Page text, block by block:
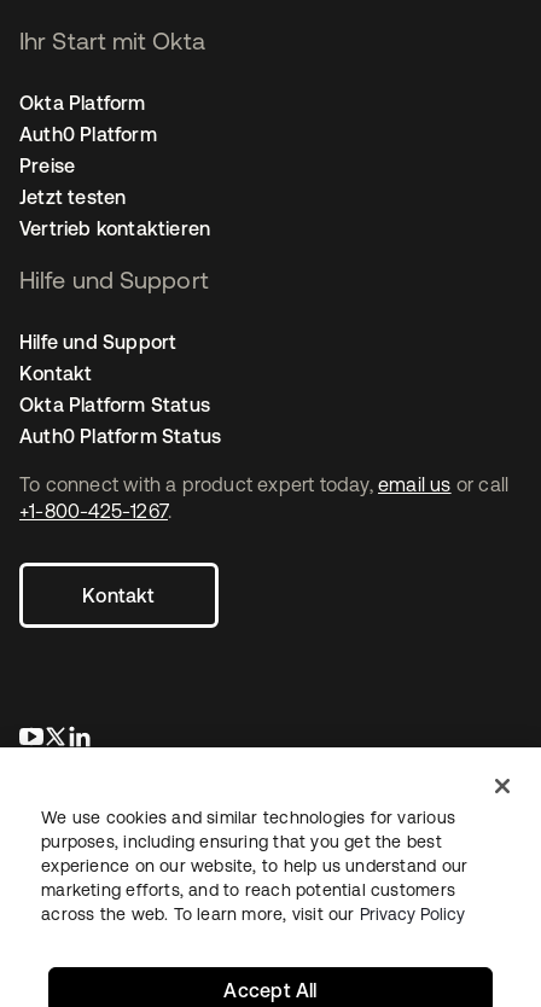
To connect with a product expert today, email us or call
+1-800-425-1267.
Kontakt
wird in einer neuen Registerkarte geöffnet
wird in einer neuen Registerkarte geöffnet
Ihr Start mit Okta
Okta Platform
Auth0 Platform
Preise
Jetzt testen
Vertrieb kontaktieren
Hilfe und Support
Hilfe und Support
Kontakt
Okta Platform Status
Auth0 Platform Status
RechtDatenschutzrichtlinieNutzungsbedingungenSicherheit
We use cookies and similar technologies for various
purposes, including ensuring that you get the best
experience on our website, to help us understand our
marketing efforts, and to reach potential customers
across the web. To learn more, visit our Privacy Policy
Accept All